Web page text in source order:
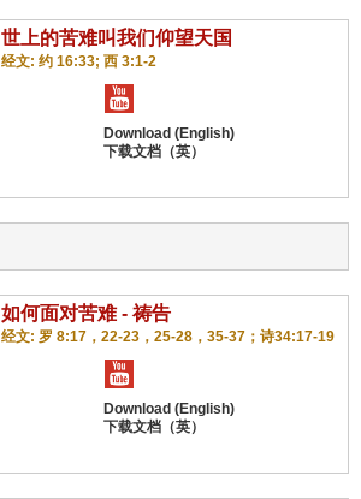
世上的苦难叫我们仰望天国
经文: 约 16:33; 西 3:1-2
如何面对苦难 - 祷告
经文: 罗 8:17，22-23，25-28，35-37；诗34:17-19